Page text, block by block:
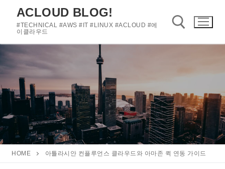
로
로
기
ACLOUD BLOG!
#TECHNICAL #AWS #IT #LINUX #ACLOUD #에
이클라우드
HOME 아틀라시안 컨플루언스 클라우드와 아마존 퀵 연동 가이드